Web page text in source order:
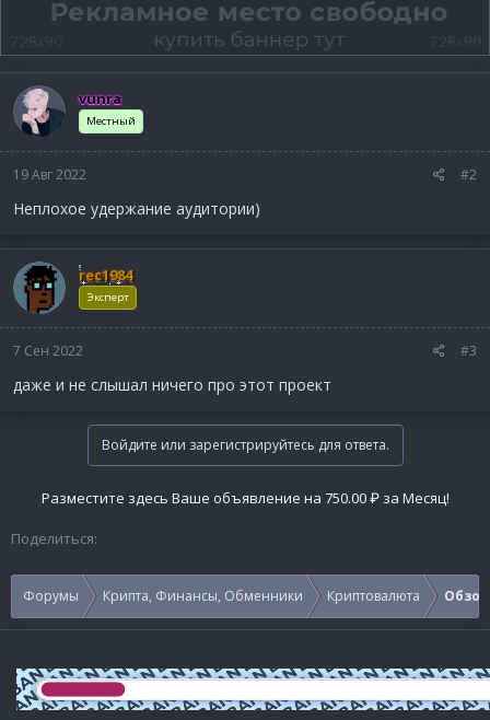
vunra
Местный
19 Авг 2022 #2
Неплохое удержание аудитории)
rec1984
Эксперт
7 Сен 2022 #3
даже и не слышал ничего про этот проект
Войдите или зарегистрируйтесь для ответа.
Разместите здесь Ваше объявление на 750.00 ₽ за Месяц!
Поделиться:
Форумы Крипта, Финансы, Обменники Криптовалюта